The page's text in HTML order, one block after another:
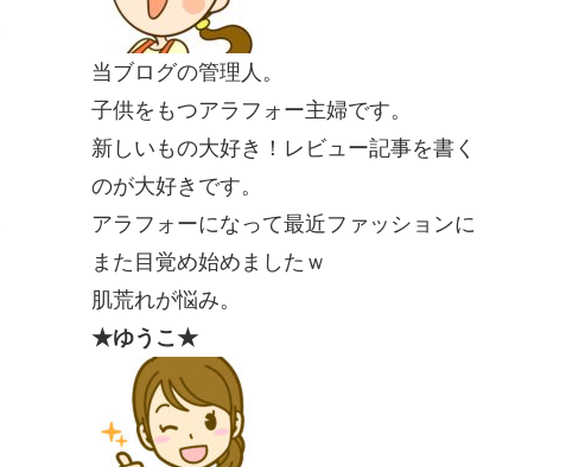
当ブログの管理人。
子供をもつアラフォー主婦です。
新しいもの大好き！レビュー記事を書く
のが大好きです。
アラフォーになって最近ファッションに
また目覚め始めましたｗ
肌荒れが悩み。
★ゆうこ★